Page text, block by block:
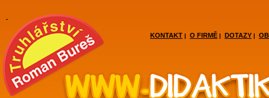
KONTAKT | O FIRMĚ | DOTAZY |